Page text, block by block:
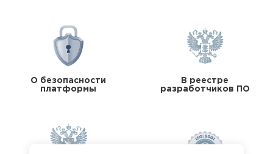
О безопасности
платформы
В реестре
разработчиков ПО